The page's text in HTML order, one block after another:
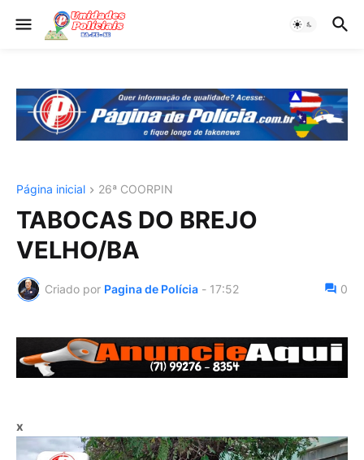
Página inicial 26ª COORPIN
TABOCAS DO BREJO
VELHO/BA
Criado por Pagina de Polícia - 17:52 0
x